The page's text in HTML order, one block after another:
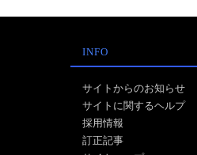
INFO
サイトからのお知らせ
サイトに関するヘルプ
採用情報
訂正記事